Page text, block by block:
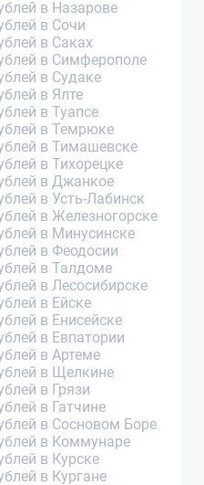
в Назарове
в Сочи
в Саках
в Симферополе
в Судаке
в Ялте
в Туапсе
в Темрюке
в Тимашевске
в Тихорецке
в Джанкое
в Усть-Лабинск
в Железногорске
в Минусинске
в Феодосии
в Талдоме
в Лесосибирске
в Ейске
в Енисейске
в Евпатории
в Артеме
в Щелкине
в Грязи
в Гатчине
в Сосновом Боре
в Коммунаре
в Курске
в Кургане